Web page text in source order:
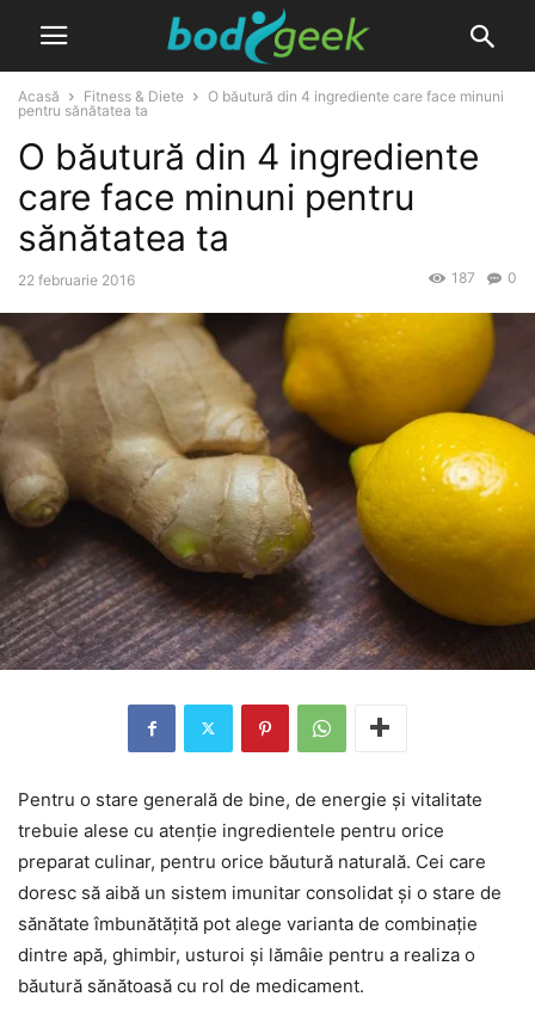
Acasă Fitness & Diete
O băutură din 4 ingrediente care face minuni
pentru sănătatea ta
O băutură din 4 ingrediente
care face minuni pentru
sănătatea ta
22 februarie 2016 0
187
Pentru o stare generală de bine, de energie și vitalitate
trebuie alese cu atenție ingredientele pentru orice
preparat culinar, pentru orice băutură naturală. Cei care
doresc să aibă un sistem imunitar consolidat și o stare de
sănătate îmbunătățită pot alege varianta de combinație
dintre apă, ghimbir, usturoi și lămâie pentru a realiza o
băutură sănătoasă cu rol de medicament.